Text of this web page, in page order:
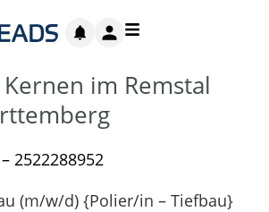
im Remstal
2522288952
(m/w/d) {Polier/in – Tiefbau}